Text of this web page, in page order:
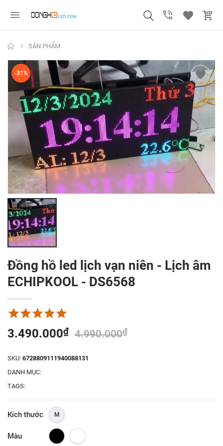
SẢN PHẨM
-31%
Đồng hồ led lịch vạn niên - Lịch âm
ECHIPKOOL - DS6568
3.490.000₫ 4.990.000₫
SKU: 6728809111940088131
DANH MỤC:
TAGS:
Kích thước M
Màu
45OFF
Lorem ipsum dolor sit amet,
consectetur adipiscing elit.
VIEW SALE
Lorem ipsum dolor sit amet,
consectetur adipiscing elit.
Đồng hồ led treo
tường màn hình LCD